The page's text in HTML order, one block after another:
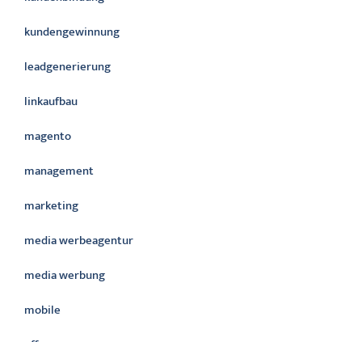
kundengewinnung
leadgenerierung
linkaufbau
magento
management
marketing
media werbeagentur
media werbung
mobile